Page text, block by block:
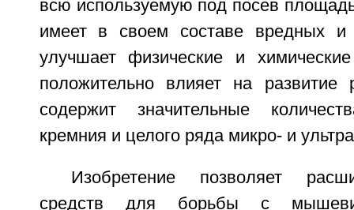
всю используемую под посев
имеет в своем составе вредных и
улучшает физические и
положительно влияет на развитие
содержит значительные
кремния и целого ряда микро- и
Изобретение позволяет
средств для борьбы с